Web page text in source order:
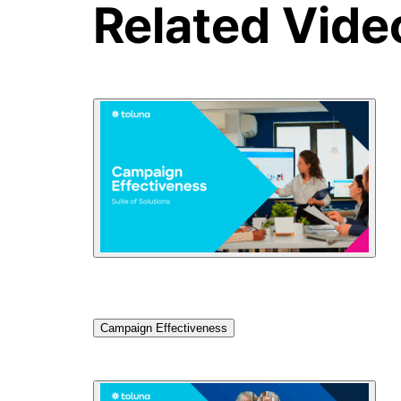
Related
Campaign Effectiveness